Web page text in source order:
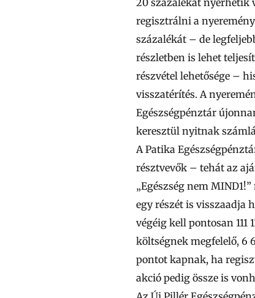
20 százalékát nyerhetik
regisztrálni a
százalékát – de
részletben is lehet
részvétel lehetősége –
visszatérítés. A
Egészségpénztár
keresztül nyitnak
APatika
résztvevők – tehát az
„Egészség nem
egy részét is visszaadja
végéig kell pontosan
költségnek megfelelő, 6
pontot kapnak, ha
akció pedig össze is